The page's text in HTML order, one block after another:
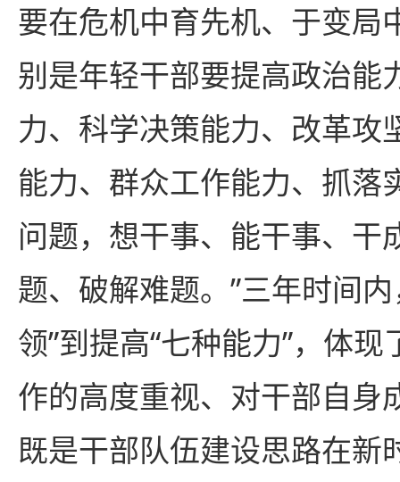
要在危机中育先机、于变局
别是年轻干部要提高政治能
力、科学决策能力、改革攻
能力、群众工作能力、抓落
问题，想干事、能干事、干
题、破解难题。”三年时间
领”到提高“七种能力”，体
作的高度重视、对干部自身
既是干部队伍建设思路在新